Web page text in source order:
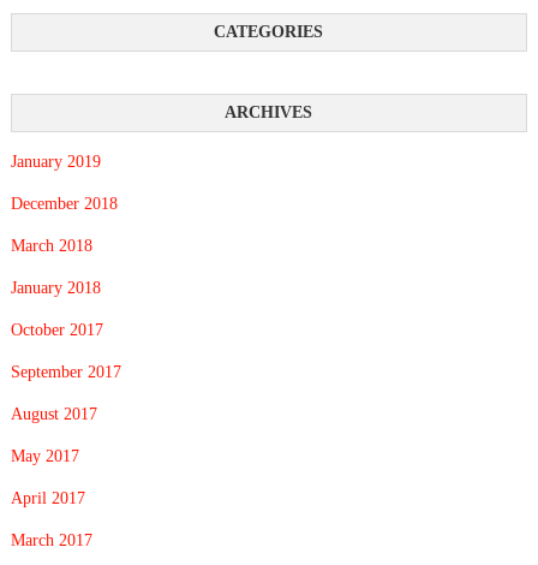
January 2019
December 2018
March 2018
January 2018
October 2017
September 2017
August 2017
May 2017
April 2017
March 2017